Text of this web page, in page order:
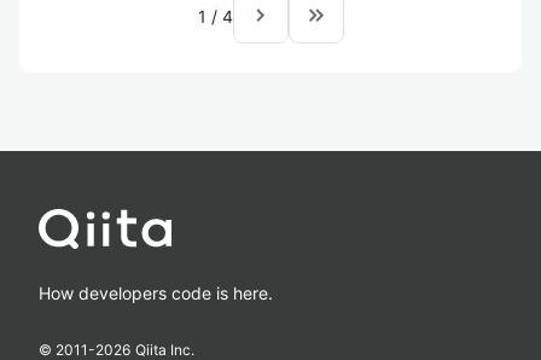
1 / 4 navigate_next keyboard_double_arrow_right
How developers code is here.
© 2011-2026 Qiita Inc.